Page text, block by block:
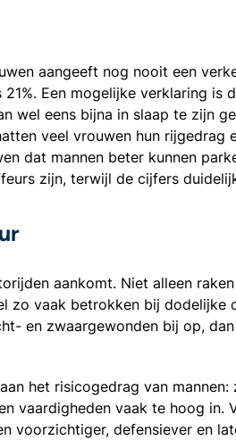
aangeeft nog nooit een
Een mogelijke verklaring is
wel eens bijna in slaap te zijn
veel vrouwen hun rijgedrag
dat mannen beter kunnen
zijn, terwijl de cijfers
aankomt. Niet alleen
zo vaak betrokken bij dodelijke
en zwaargewonden bij op,
het risicogedrag van mannen:
vaardigheden vaak te hoog in.
voorzichtiger, defensiever en